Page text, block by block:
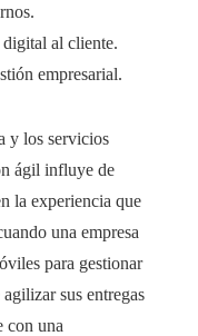
al cliente.
empresarial.
y los servicios
ágil influye de
la experiencia que
una empresa
para gestionar
sus entregas
con una